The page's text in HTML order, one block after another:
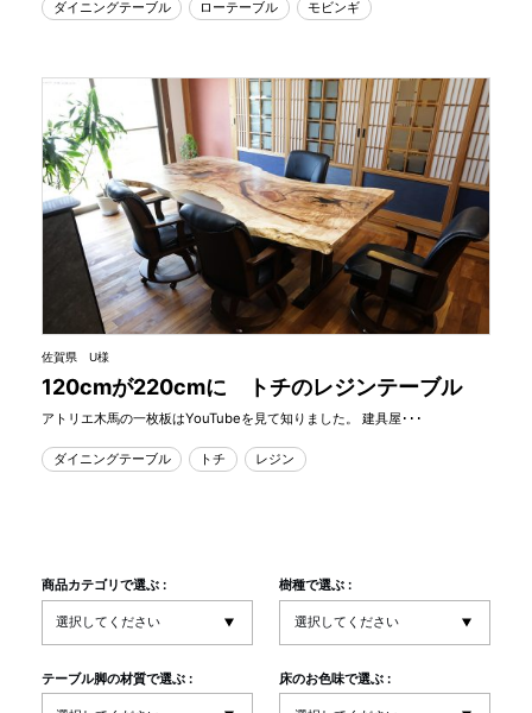
ダイニングテーブル ローテーブル モビンギ
佐賀県 U様
120cmが220cmに トチのレジンテーブル
アトリエ木馬の一枚板はYouTubeを見て知りました。 建具屋･･･
ダイニングテーブル トチ レジン
商品カテゴリで選ぶ : 樹種で選ぶ :
テーブル脚の材質で選ぶ : 床のお色味で選ぶ :